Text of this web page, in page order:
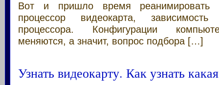
Вот и пришло время
процессор видеокарта,
процессора. Конфигурации
меняются, а значит, вопрос подбора […]
Узнать видеокарту. Как узнать